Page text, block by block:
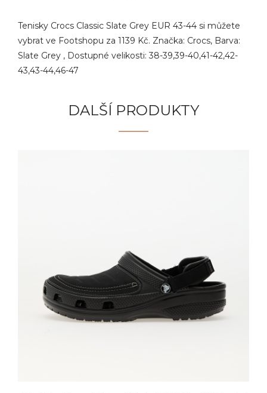
Tenisky Crocs Classic Slate Grey EUR 43-44 si můžete
vybrat ve Footshopu za 1139 Kč. Značka: Crocs, Barva:
Slate Grey , Dostupné velikosti: 38-39,39-40,41-42,42-
43,43-44,46-47
DALŠÍ PRODUKTY